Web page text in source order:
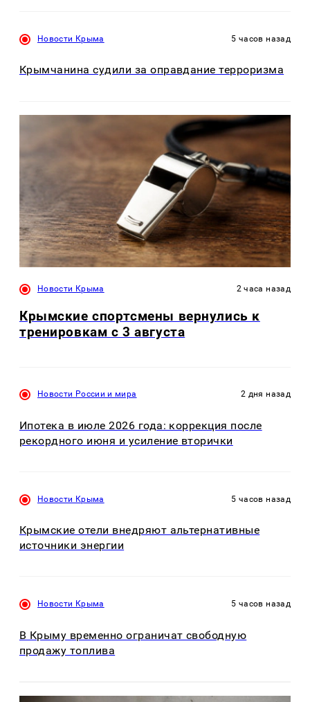
Новости Крыма 5 часов назад
Крымчанина судили за оправдание терроризма
Новости Крыма 2 часа назад
Крымские спортсмены вернулись к
тренировкам с 3 августа
Новости России и мира 2 дня назад
Ипотека в июле 2026 года: коррекция после
рекордного июня и усиление вторички
Новости Крыма 5 часов назад
Крымские отели внедряют альтернативные
источники энергии
Новости Крыма 5 часов назад
В Крыму временно ограничат свободную
продажу топлива